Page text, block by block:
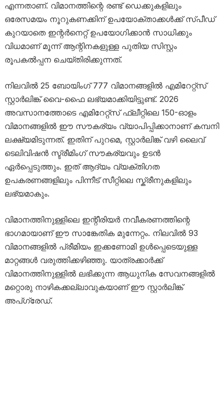
എന്നതാണ്. വിമാനത്തിന്റെ രണ്ട് ഡെക്കുകളിലും
ഒരേസമയം നൂറുകണക്കിന് ഉപയോക്താക്കൾക്ക് സ്പീഡ്
കുറയാതെ ഇന്റർനെറ്റ് ഉപയോഗിക്കാൻ സാധിക്കും
വിധമാണ് മൂന്ന് ആന്റിനകളുള്ള പുതിയ സിസ്റ്റം
രൂപകൽപ്പന ചെയ്തിരിക്കുന്നത്.
നിലവിൽ 25 ബോയിംഗ് 777 വിമാനങ്ങളിൽ എമിറേറ്റ്‌സ്
സ്റ്റാർലിങ്ക് വൈ-ഫൈ ലഭ്യമാക്കിയിട്ടുണ്ട്. 2026
അവസാനത്തോടെ എമിറേറ്റ്‌സ് ഫ്ലീറ്റിലെ 150-ഓളം
വിമാനങ്ങളിൽ ഈ സൗകര്യം വ്യാപിപ്പിക്കാനാണ് കമ്പനി
ലക്ഷ്യമിടുന്നത്. ഇതിന് പുറമെ, സ്റ്റാർലിങ്ക് വഴി ലൈവ്
ടെലിവിഷൻ സ്ട്രീമിംഗ് സൗകര്യവും ഉടൻ
ഏർപ്പെടുത്തും. ഇത് ആദ്യം വ്യക്തിഗത
ഉപകരണങ്ങളിലും പിന്നീട് സീറ്റിലെ സ്ക്രീനുകളിലും
ലഭ്യമാകും.
വിമാനത്തിനുള്ളിലെ ഇന്റീരിയർ നവീകരണത്തിന്റെ
ഭാഗമായാണ് ഈ സാങ്കേതിക മുന്നേറ്റം. നിലവിൽ 93
വിമാനങ്ങളിൽ പ്രീമിയം ഇക്കണോമി ഉൾപ്പെടെയുള്ള
മാറ്റങ്ങൾ വരുത്തിക്കഴിഞ്ഞു. യാത്രക്കാർക്ക്
വിമാനത്തിനുള്ളിൽ ലഭിക്കുന്ന ആധുനിക സേവനങ്ങളിൽ
മറ്റൊരു നാഴികക്കല്ലാവുകയാണ് ഈ സ്റ്റാർലിങ്ക്
അപ്‌ഗ്രേഡ്.